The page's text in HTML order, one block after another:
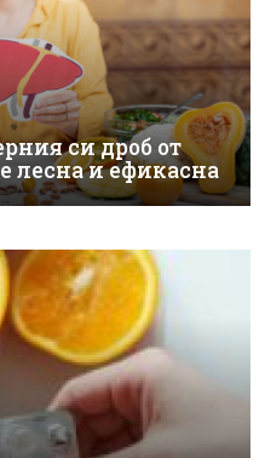
си дроб от
лесна и ефикасна